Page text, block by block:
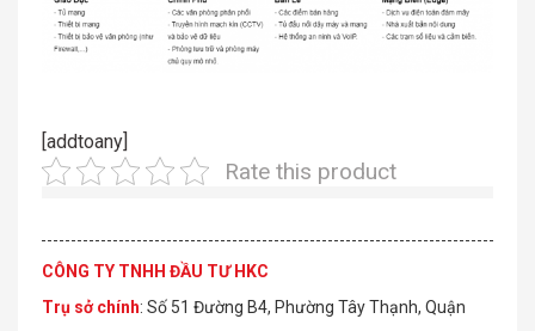
[addtoany]
Rate this product
CÔNG TY TNHH ĐẦU TƯ HKC
Trụ sở chính: Số 51 Đường B4, Phường Tây Thạnh, Quận